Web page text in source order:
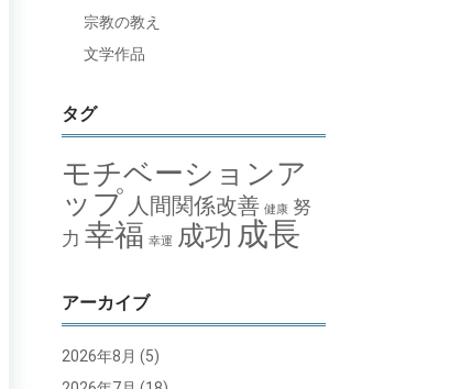
宗教の教え
文学作品
タグ
モチベーションア
ップ 人間関係改善 健康 努
力 幸福 幸運 成功 成長
アーカイブ
2026年8月 (5)